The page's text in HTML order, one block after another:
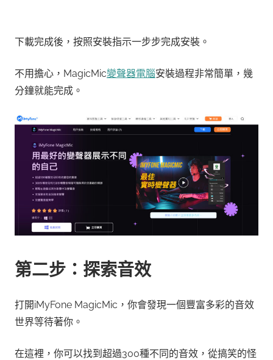
下載完成後，按照安裝指示一步步完成安裝。
不用擔心，MagicMic變聲器電腦安裝過程非常簡單，幾
分鐘就能完成。
第二步：探索音效
打開iMyFone MagicMic，你會發現一個豐富多彩的音效
世界等待著你。
在這裡，你可以找到超過300種不同的音效，從搞笑的怪